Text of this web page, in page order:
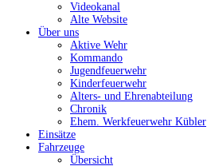
Videokanal
Alte Website
Über uns
Aktive Wehr
Kommando
Jugendfeuerwehr
Kinderfeuerwehr
Alters- und Ehrenabteilung
Chronik
Ehem. Werkfeuerwehr Kübler
Einsätze
Fahrzeuge
Übersicht